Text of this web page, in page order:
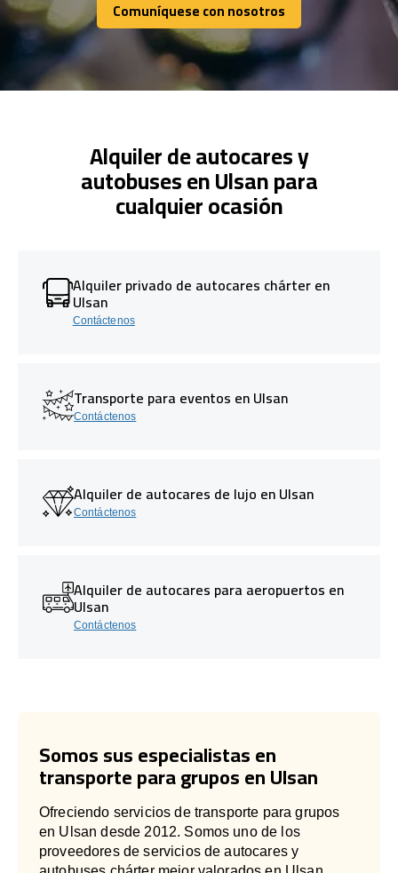
Comuníquese con nosotros
Comuníquese con nosotros
Alquiler de autocares y
autobuses en Ulsan para
cualquier ocasión
Alquiler privado de autocares chárter en
Ulsan
Contáctenos
Transporte para eventos en Ulsan
Contáctenos
Alquiler de autocares de lujo en Ulsan
Contáctenos
Alquiler de autocares para aeropuertos en
Ulsan
Contáctenos
Somos sus especialistas en
transporte para grupos en Ulsan
Ofreciendo servicios de transporte para grupos
en Ulsan desde 2012. Somos uno de los
proveedores de servicios de autocares y